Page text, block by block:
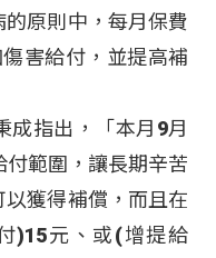
原則中，每月保費
害給付，並提高補
成指出，「本月9月
範圍，讓長期辛苦
獲得補償，而且在
)15元、或(增提給